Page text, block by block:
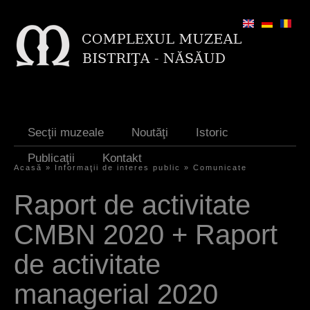
Secţii muzeale Noutăţi
Istoric
Publicaţii
Kontakt
i
e
s
i
n
Acasă » Informaţii de interes public » Comunicate
Raport de activitate
CMBN 2020 + Raport
de activitate
managerial 2020